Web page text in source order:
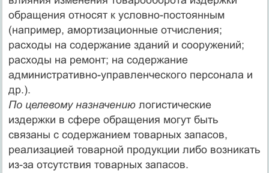
обращения относят к условно-постоянным
(например, амортизационные отчисления;
расходы на содержание зданий и сооружений;
расходы на ремонт; на содержание
административно-управленческого персонала и
др.).
По целевому назначениюлогистические
издержки в сфере обращения могут быть
связаны с содержанием товарных запасов,
реализацией товарной продукции либо возникать
из-за отсутствия товарных запасов.